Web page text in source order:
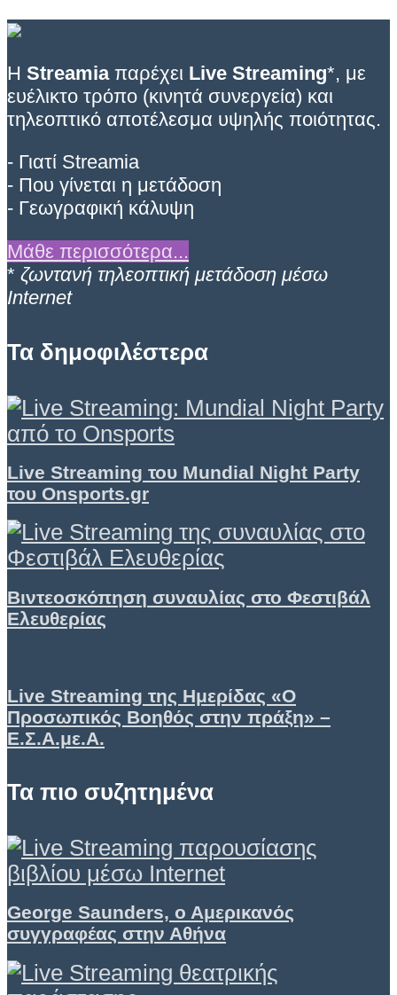
Η Streamiaπαρέχει Live Streaming*, με
ευέλικτο τρόπο (κινητά συνεργεία) και
τηλεοπτικό αποτέλεσμα υψηλής ποιότητας.
- Γιατί Streamia
- Που γίνεται η μετάδοση
- Γεωγραφική κάλυψη
Μάθε περισσότερα...
* ζωντανή τηλεοπτική μετάδοση μέσω
Internet
Τα δημοφιλέστερα
Live Streaming του Mundial Night Party
του Onsports.gr
Βιντεοσκόπηση συναυλίας στο Φεστιβάλ
Ελευθερίας
Live Streaming της Ημερίδας «Ο
Προσωπικός Βοηθός στην πράξη» –
Ε.Σ.Α.με.Α.
Τα πιο συζητημένα
George Saunders, ο Αμερικανός
συγγραφέας στην Αθήνα